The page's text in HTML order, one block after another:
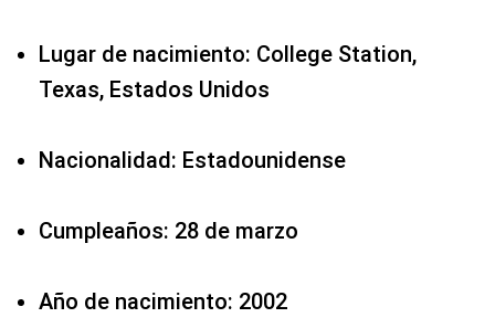
Lugar de nacimiento: College Station,
Texas, Estados Unidos
Nacionalidad: Estadounidense
Cumpleaños: 28 de marzo
Año de nacimiento: 2002